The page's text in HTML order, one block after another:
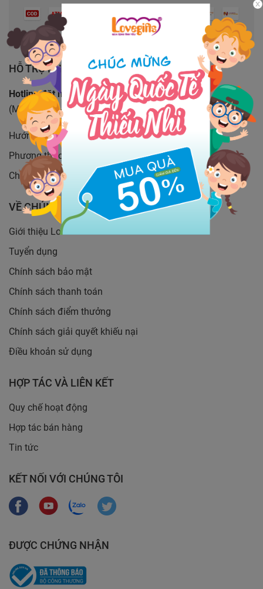
HỖ TRỢ KHÁCH HÀNG
Hotline đặt hàng:19001221
(Miễn phí , 8-21h kể cả T7, CN)
Hướng dẫn đặt hàng
Phương thức vận chuyển
Chính sách đổi trả
VỀ CHÚNG TÔI
Giới thiệu LoveGifts.vn
Tuyển dụng
Chính sách bảo mật
Chính sách thanh toán
Chính sách điểm thưởng
Chính sách giải quyết khiếu nại
Điều khoản sử dụng
HỢP TÁC VÀ LIÊN KẾT
Quy chế hoạt động
Hợp tác bán hàng
Tin tức
KẾT NỐI VỚI CHÚNG TÔI
ĐƯỢC CHỨNG NHẬN